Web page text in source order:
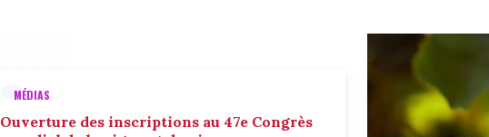
MÉDIAS
Ouverture des inscriptions au 47e Congrès